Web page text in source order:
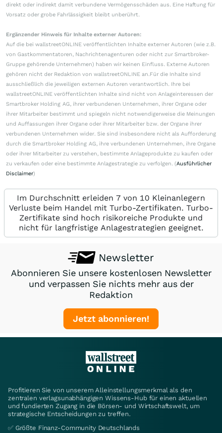
direkt oder indirekt damit verbundene Vermögensschäden aus. Eine Haftung für
Vorsatz oder grobe Fahrlässigkeit bleibt unberührt.
Ergänzender Hinweis für Inhalte externer Autoren:
Auf die bei wallstreetONLINE veröffentlichten Inhalte externer Autoren (wie z.B.
von Gastkommentatoren, Nachrichtenagenturen oder nicht zur Smartbroker-
Gruppe gehörende Unternehmen) haben wir keinen Einfluss. Externe Autoren
gehören nicht der Redaktion von wallstreetONLINE an.Für die Inhalte sind
ausschließlich die jeweiligen externen Autoren verantwortlich. Ihre bei
wallstreetONLINE veröffentlichten Inhalte sind nicht von Anlageinteressen der
Smartbroker Holding AG, ihrer verbundenen Unternehmen, ihrer Organe oder
ihrer Mitarbeiter bestimmt und spiegeln nicht notwendigerweise die Meinungen
und Auffassungen ihrer Organe oder ihrer Mitarbeiter bzw. der Organe ihrer
verbundenen Unternehmen wider. Sie sind insbesondere nicht als Aufforderung
durch die Smartbroker Holding AG, ihre verbundenen Unternehmen, ihre Organe
oder ihrer Mitarbeiter zu verstehen, bestimmte Anlageprodukte zu kaufen oder
zu verkaufen oder eine bestimmte Anlagestrategie zu verfolgen. (Ausführlicher
Disclaimer)
Im Durchschnitt erleiden 7 von 10 Kleinanlegern
Verluste beim Handel mit Turbo-Zertifikaten. Turbo-
Zertifikate sind hoch risikoreiche Produkte und
nicht für langfristige Anlagestrategien geeignet.
Newsletter
Abonnieren Sie unsere kostenlosen Newsletter
und verpassen Sie nichts mehr aus der
Redaktion
Jetzt abonnieren!
Profitieren Sie von unserem Alleinstellungsmerkmal als den
zentralen verlagsunabhängigen Wissens-Hub für einen aktuellen
und fundierten Zugang in die Börsen- und Wirtschaftswelt, um
strategische Entscheidungen zu treffen.
✅ Größte Finanz-Community Deutschlands